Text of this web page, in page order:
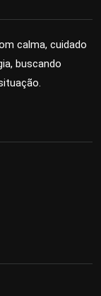
calma, cuidado
buscando